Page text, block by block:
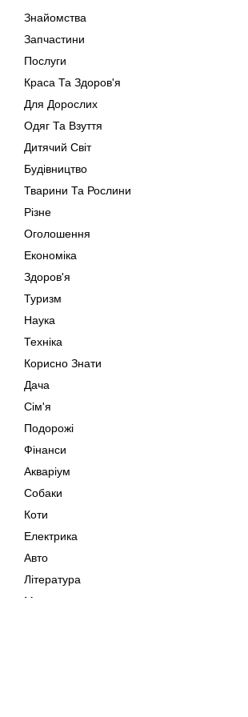
Знайомства
Запчастини
Послуги
Краса Та Здоров'я
Для Дорослих
Одяг Та Взуття
Дитячий Світ
Будівництво
Тварини Та Рослини
Різне
Оголошення
Економіка
Здоров'я
Туризм
Наука
Техніка
Корисно Знати
Дача
Сім'я
Подорожі
Фінанси
Акваріум
Собаки
Коти
Електрика
Авто
Література
Музика